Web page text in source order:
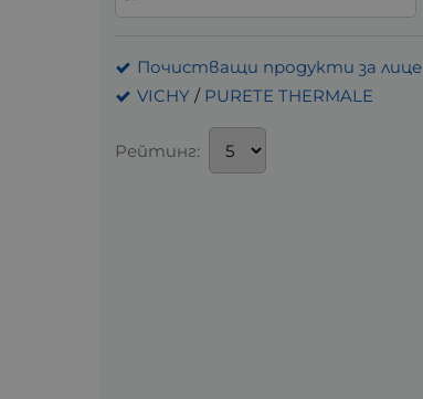
Почистващи продукти за лице
VICHY / PURETE THERMALE
Рейтинг: